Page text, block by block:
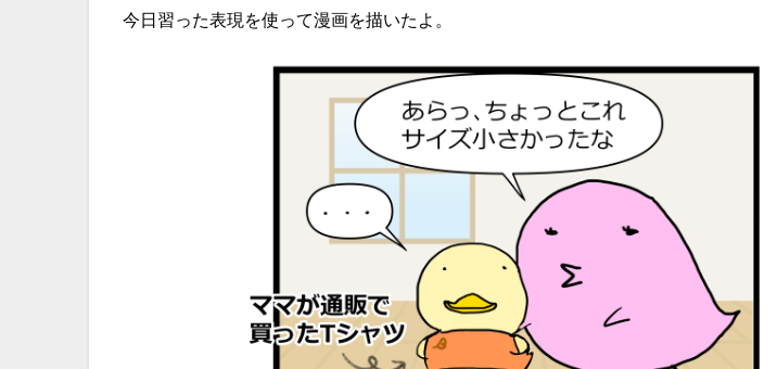
今日習った表現を使って漫画を描いたよ。